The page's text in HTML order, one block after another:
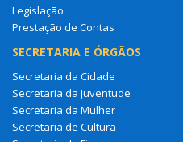
Legislação
Prestação de Contas
SECRETARIA E ÓRGÃOS
Secretaria da Cidade
Secretaria da Juventude
Secretaria da Mulher
Secretaria de Cultura